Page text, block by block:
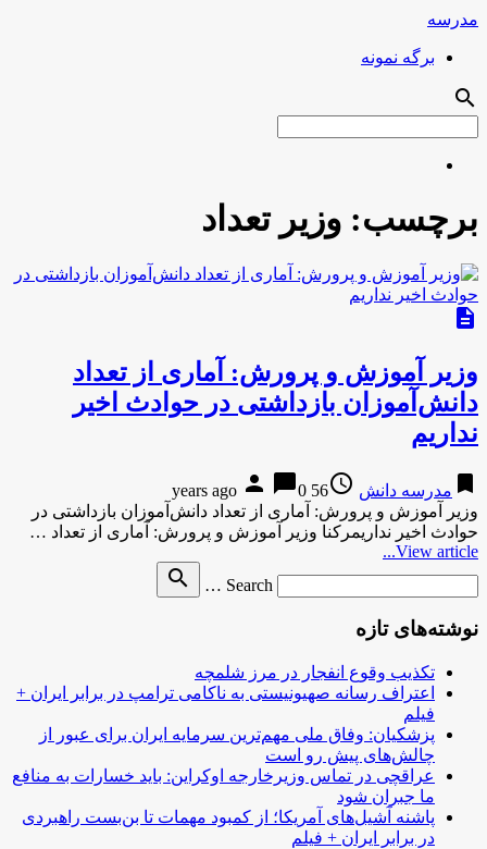
مدرسه
برگه نمونه
search
برچسب: وزیر تعداد
description
وزیر آموزش و پرورش: آماری از تعداد
دانش‌آموزان بازداشتی در حوادث اخیر
نداریم
bookmark مدرسه دانش access_time
56 years ago
person chat_bubble0
وزیر آموزش و پرورش: آماری از تعداد دانش‌آموزان بازداشتی در
حوادث اخیر نداریمرکنا وزیر آموزش و پرورش: آماری از تعداد …
View article...
Search …
search
نوشته‌های تازه
تکذیب وقوع انفجار در مرز شلمچه
اعتراف رسانه صهیونیستی به ناکامی ترامپ در برابر ایران +
فیلم
پزشکیان: وفاق ملی مهم‌ترین سرمایه ایران برای عبور از
چالش‌های پیش رو است
عراقچی در تماس وزیرخارجه اوکراین: باید خسارات به منافع
ما جبران شود
پاشنه آشیل‌های آمریکا؛ از کمبود مهمات تا بن‌بست راهبردی
در برابر ایران + فیلم